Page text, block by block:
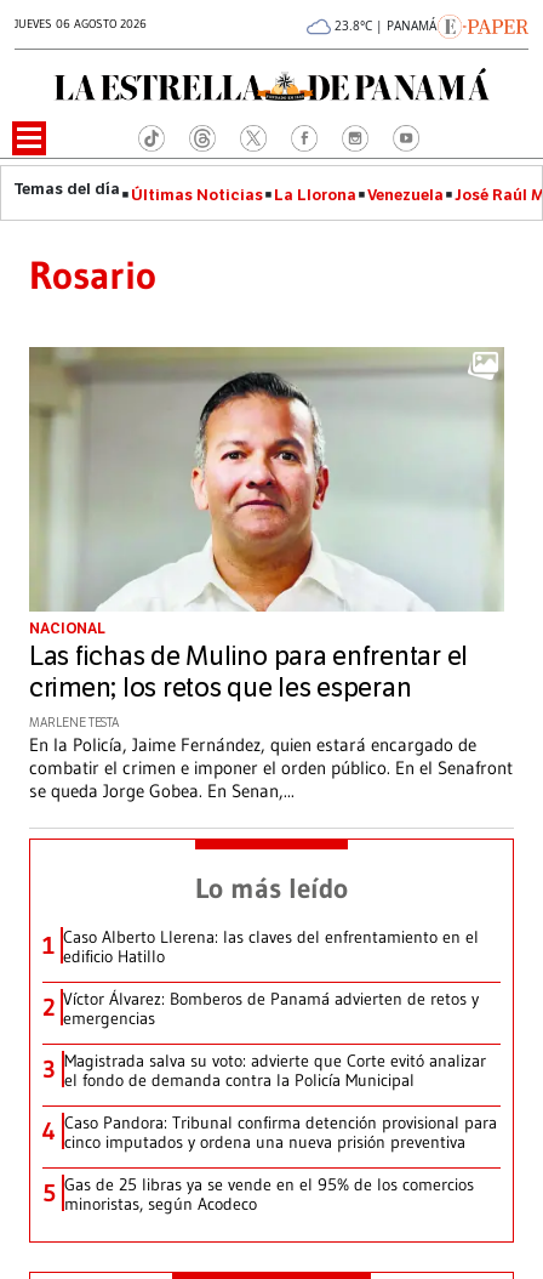
JUEVES 06 AGOSTO 2026 23.8°C | PANAMÁ
Últimas Noticias La Llorona Venezuela José Raúl
Rosario
NACIONAL
Las fichas de Mulino para enfrentar el
crimen; los retos que les esperan
MARLENE TESTA
En la Policía, Jaime Fernández, quien estará encargado de
combatir el crimen e imponer el orden público. En el Senafront
se queda Jorge Gobea. En Senan,...
Lo más leído
1 Caso Alberto Llerena: las claves del enfrentamiento en el
edificio Hatillo
2 Víctor Álvarez: Bomberos de Panamá advierten de retos y
emergencias
3 Magistrada salva su voto: advierte que Corte evitó analizar
el fondo de demanda contra la Policía Municipal
4 Caso Pandora: Tribunal confirma detención provisional para
cinco imputados y ordena una nueva prisión preventiva
5 Gas de 25 libras ya se vende en el 95% de los comercios
minoristas, según Acodeco